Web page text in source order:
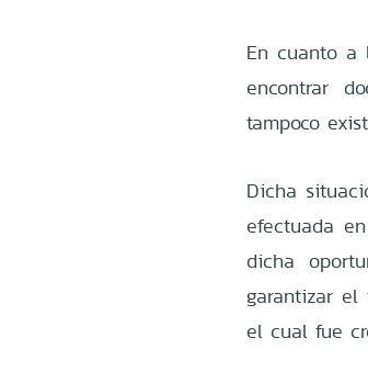
En cuanto a
encontrar
tampoco
Dicha
efectuada
dicha
garantizar el
el cual fue